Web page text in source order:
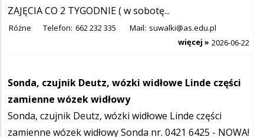
ZAJĘCIA CO 2 TYGODNIE ( w sobotę...
Różne Telefon: 662 232 335 Mail: suwalki@as.edu.pl
2026-06-22
więcej »
Sonda, czujnik Deutz, wózki widłowe Linde części
zamienne wózek widłowy
Sonda, czujnik Deutz, wózki widłowe Linde części
zamienne wózek widłowy Sonda nr. 0421 6425 - NOWA!